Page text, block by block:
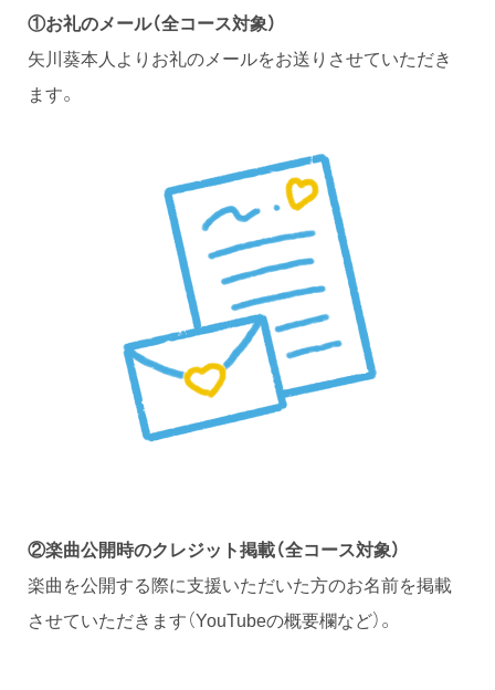
①お礼のメール（全コース対象）
矢川葵本人よりお礼のメールをお送りさせていただき
ます。
②楽曲公開時のクレジット掲載（全コース対象）
楽曲を公開する際に支援いただいた方のお名前を掲載
させていただきます（YouTubeの概要欄など）。